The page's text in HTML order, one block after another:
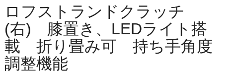
ロフストランドクラッチ
(右) 膝置き、LEDライト搭
載 折り畳み可 持ち手角度
調整機能